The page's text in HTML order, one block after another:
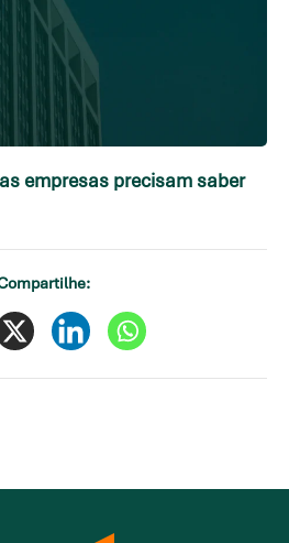
empresas precisam saber